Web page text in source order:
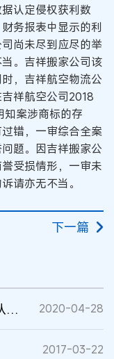
认定侵权获利数
务报表中显示的利
尚未尽到应尽的举
。吉祥搬家公司该
，吉祥航空物流公
祥航空公司2018
案涉商标的存
错，一审综合全案
题。因吉祥搬家公
受损情形，一审未
请亦无不当。
下一篇
混淆可能性标准在商标侵权认定中的适用——兼论反向混淆理论的适用 2020-04-28
2017-03-22